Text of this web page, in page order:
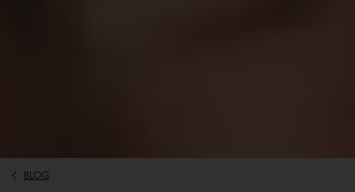
BLOG